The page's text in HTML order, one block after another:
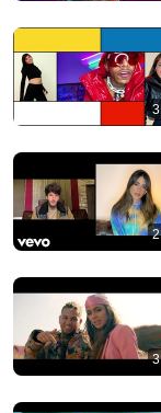
Manuel
(Video
MeloVersex •